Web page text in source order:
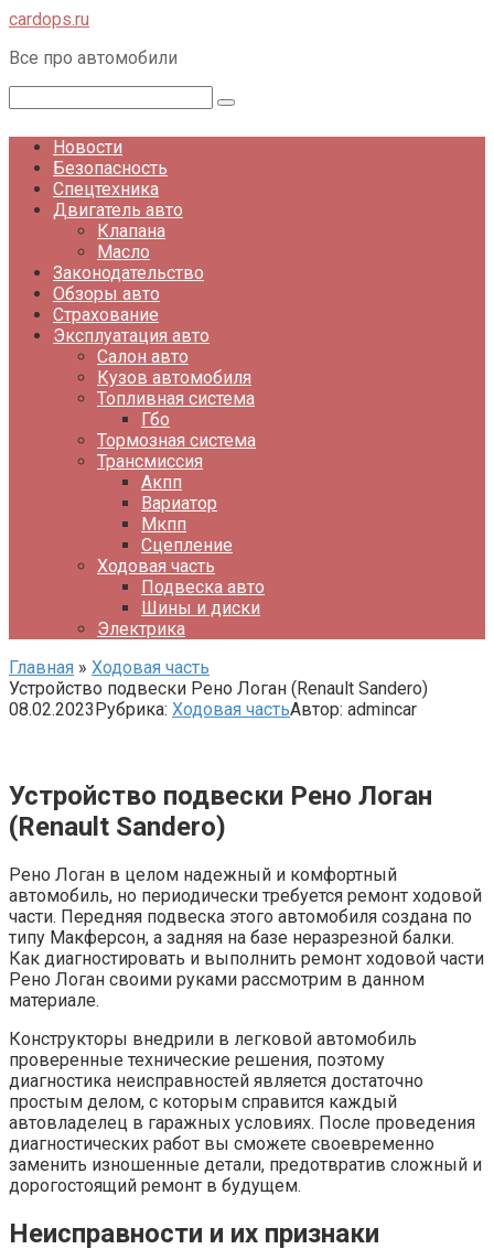
Перейти
контенту
cardops.ru
Все про автомобили
Новости
Безопасность
Спецтехника
Двигатель авто
Клапана
Масло
Законодательство
Обзоры авто
Страхование
Эксплуатация авто
Салон авто
Кузов автомобиля
Топливная система
Гбо
Тормозная система
Трансмиссия
Акпп
Вариатор
Мкпп
Сцепление
Ходовая часть
Подвеска авто
Шины и диски
Электрика
Главная » Ходовая часть
Устройство подвески Рено Логан (Renault Sandero)
08.02.2023Рубрика: Ходовая частьАвтор: admincar
Устройство подвески Рено Логан
(Renault Sandero)
Рено Логан в целом надежный и комфортный
автомобиль, но периодически требуется ремонт ходовой
части. Передняя подвеска этого автомобиля создана по
типу Макферсон, а задняя на базе неразрезной балки.
Как диагностировать и выполнить ремонт ходовой части
Рено Логан своими руками рассмотрим в данном
материале.
Конструкторы внедрили в легковой автомобиль
проверенные технические решения, поэтому
диагностика неисправностей является достаточно
простым делом, с которым справится каждый
автовладелец в гаражных условиях. После проведения
диагностических работ вы сможете своевременно
заменить изношенные детали, предотвратив сложный и
дорогостоящий ремонт в будущем.
Неисправности и их признаки